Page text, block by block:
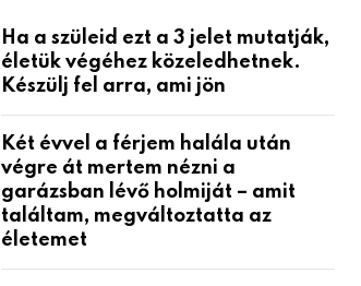
Ha a szüleid ezt a 3 jelet mutatják,
életük végéhez közeledhetnek.
Készülj fel arra, ami jön
Két évvel a férjem halála után
végre át mertem nézni a
garázsban lévő holmiját – amit
találtam, megváltoztatta az
életemet